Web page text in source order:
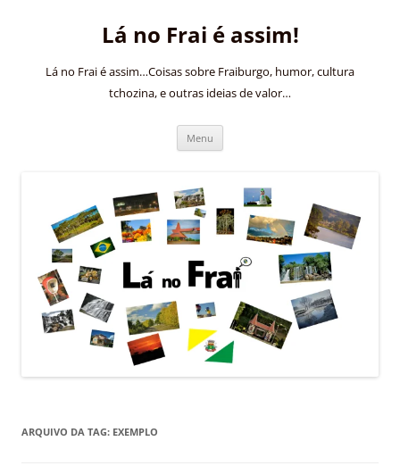
Lá no Frai é assim!
Lá no Frai é assim…Coisas sobre Fraiburgo, humor, cultura
tchozina, e outras ideias de valor…
Menu
ARQUIVO DA TAG: EXEMPLO